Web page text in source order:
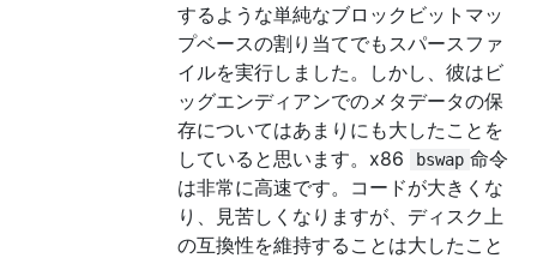
するような単純なブロックビットマッ
プベースの割り当てでもスパースファ
イルを実行しました。しかし、彼はビ
ッグエンディアンでのメタデータの保
存についてはあまりにも大したことを
していると思います。x86
bswap 命令
は非常に高速です。コードが大きくな
り、見苦しくなりますが、ディスク上
の互換性を維持することは大したこと